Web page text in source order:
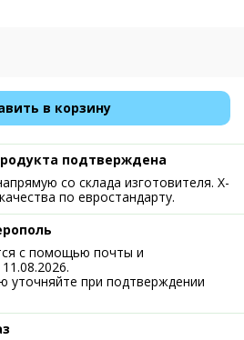
в корзину
подтверждена
со склада изготовителя. X-
по евростандарту.
с помощью почты и
уточняйте при подтверждении